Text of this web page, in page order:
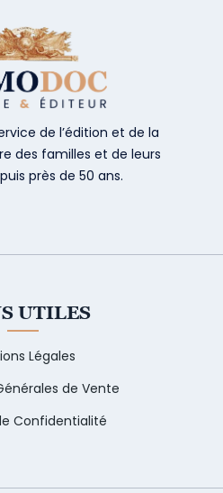
de l’édition et de la
des familles et de leurs
près de 50 ans.
UTILES
Légales
de Vente
Confidentialité